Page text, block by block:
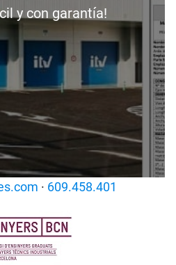
y con garantía!
· 609.458.401